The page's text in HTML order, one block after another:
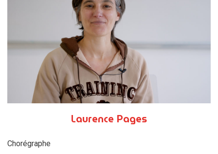
Laurence Pages
Chorégraphe